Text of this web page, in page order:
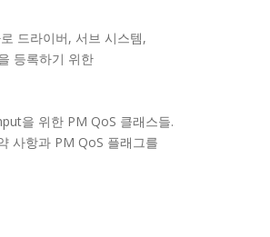
드라이버, 서브 시스템,
등록하기 위한
을 위한 PM QoS 클래스들.
사항과 PM QoS 플래그를